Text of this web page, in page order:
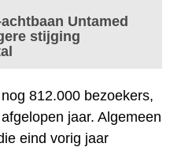
Untamed
stijging
812.000 bezoekers,
jaar. Algemeen
eind vorig jaar